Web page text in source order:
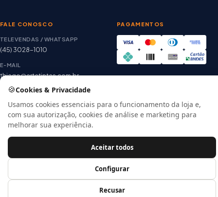
FALE CONOSCO
TELEVENDAS / WHATSAPP
(45) 3028-1010
E-MAIL
thiago@artetintas.com.br
HORÁRIO
Seg. a Sex. 8h às 18h
Sábado 8h às 12h
PAGAMENTOS
© 2026 Arte Tintas · CNPJ 00.057.118/0001-56
E-commerce por
🍪Cookies & Privacidade
Usamos cookies essenciais para o funcionamento da loja e,
com sua autorização, cookies de análise e marketing para
melhorar sua experiência.
Recusar
Configurar
Aceitar todos